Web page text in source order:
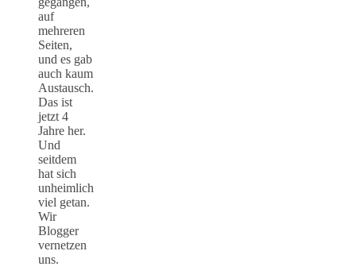
auf
mehreren
Seiten,
und es gab
auch kaum
Austausch.
Das ist
jetzt 4
Jahre her.
Und
seitdem
hat sich
unheimlich
viel getan.
Wir
Blogger
vernetzen
uns.